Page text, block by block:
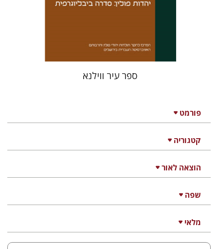
פורמט
קטגוריה
הוצאה לאור
שפה
מלאי
ספר עיר ווילנא